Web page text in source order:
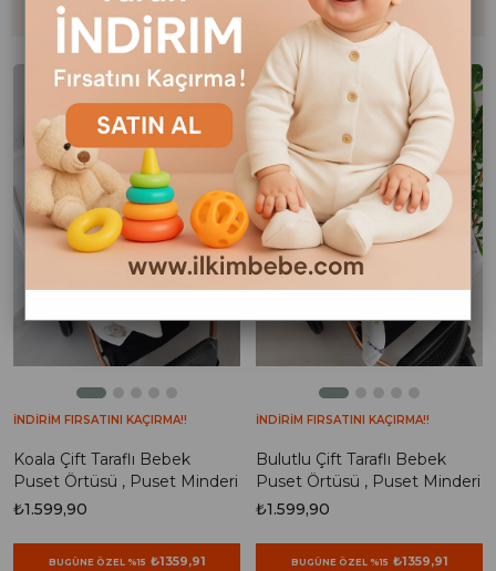
Koala Çift Taraflı Bebek
Puset Örtüsü , Puset Minderi
₺1.599,90
BUGÜNE ÖZEL %15 ₺1359,91
İNDİRİM FIRSATINI KAÇIRMA!!
Yeni Ürün
Bulutlu Çift Taraflı Bebek
Puset Örtüsü , Puset Minderi
₺1.599,90
BUGÜNE ÖZEL %15 ₺1359,91
İNDİRİM FIRSATINI KAÇIRMA!!